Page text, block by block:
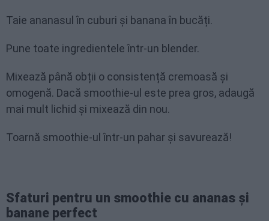
Taie ananasul în cuburi și banana în bucăți.
Pune toate ingredientele într-un blender.
Mixează până obții o consistență cremoasă și
omogenă. Dacă smoothie-ul este prea gros, adaugă
mai mult lichid și mixează din nou.
Toarnă smoothie-ul într-un pahar și savurează!
Sfaturi pentru un smoothie cu ananas și
banane perfect